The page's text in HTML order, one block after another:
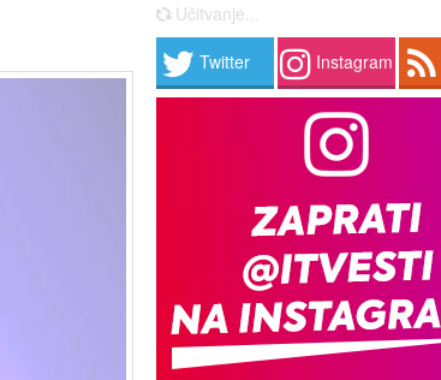
Učitvanje...
Twitter
Instagram